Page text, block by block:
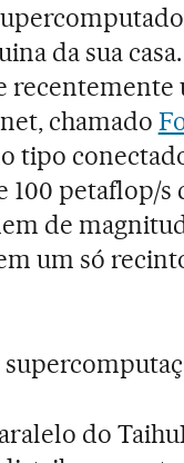
da sua
chamado
tipo
100 petaflop/
de
um só
do